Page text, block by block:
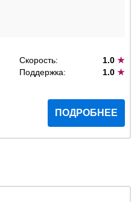
Скорость: 1.0 ★
Поддержка: 1.0 ★
ПОДРОБНЕЕ